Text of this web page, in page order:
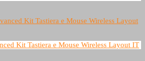
Kit Tastiera e Mouse Wireless Layout IT